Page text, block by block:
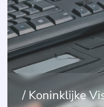
Koninklijke